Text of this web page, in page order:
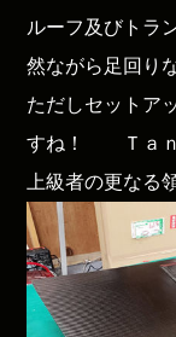
ルーフ及びトラ
然ながら足回り
ただしセットア
すね！ Ｔａｎ
上級者の更なる